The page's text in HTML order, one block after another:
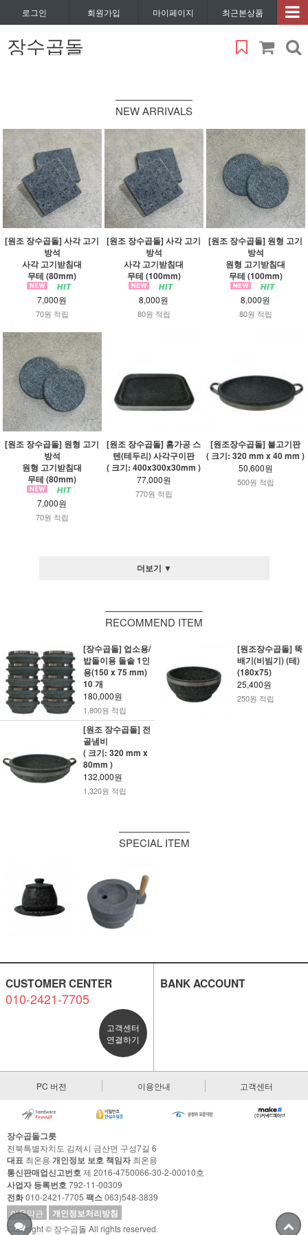
로그인 회원가입 마이페이지 최근본상품
장수곱돌
NEW ARRIVALS
[원조 장수곱돌] 사각 고기
방석
사각 고기받침대
무테 (80mm)
7,000원
70원 적립
[원조 장수곱돌] 사각 고기
방석
사각 고기받침대
무테 (100mm)
8,000원
80원 적립
[원조 장수곱돌] 원형 고기
방석
원형 고기받침대
무테 (100mm)
8,000원
80원 적립
[원조 장수곱돌] 원형 고기
방석
원형 고기받침대
무테 (80mm)
7,000원
70원 적립
[원조 장수곱돌] 홈가공 스
텐(테두리) 사각구이판
( 크기: 400x300x30mm )
77,000원
770원 적립
[원조장수곱돌] 불고기판
( 크기: 320 mm x 40 mm )
50,600원
500원 적립
더보기 ▼
RECOMMEND ITEM
[장수곱돌] 업소용/
밥돌이용 돌솥 1인
용(150 x 75 mm)
10 개
180,000원
1,800원 적립
[원조장수곱돌] 뚝
배기(비빔기) (테)
(180x75)
25,400원
250원 적립
[원조 장수곱돌] 전
골냄비
( 크기: 320 mm x
80mm )
132,000원
1,320원 적립
SPECIAL ITEM
CUSTOMER CENTER
010-2421-7705
고객센터
연결하기
BANK ACCOUNT
PC 버전 이용안내 고객센터
장수곱돌그릇
전북특별자치도 김제시 금산면 구성7길 6
대표 최온용 개인정보 보호 책임자최온용
통신판매업신고번호제 2016-4750066-30-2-00010호
사업자 등록번호792-11-00309
전화010-2421-7705 팩스063)548-3839
이용약관
개인정보처리방침
Copyright © 장수곱돌 All rights reserved.